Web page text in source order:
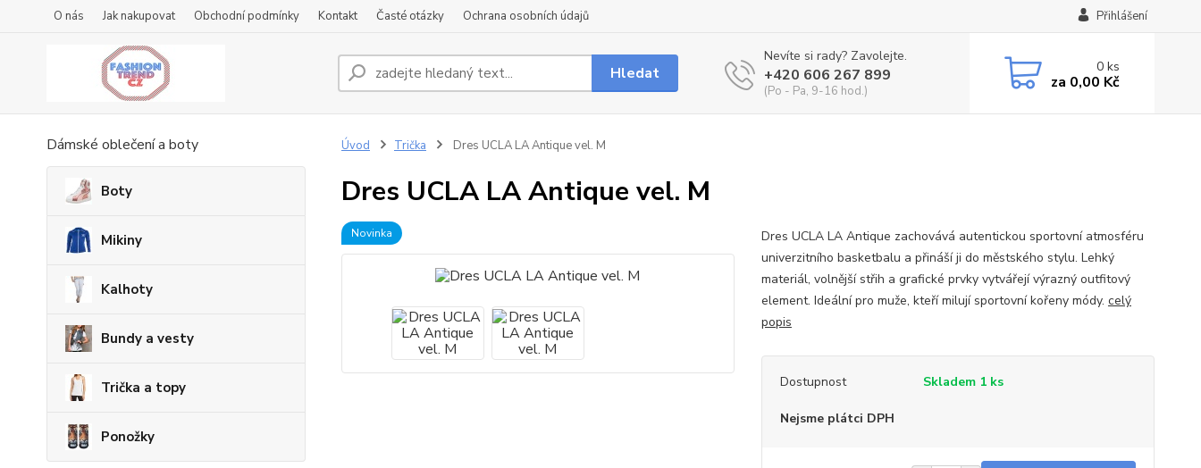
O nás Jak nakupovat Obchodní podmínky Kontakt Časté otázky Ochrana osobních údajů Přihlášení
Hledat
Nevíte si rady? Zavolejte.
+420 606 267 899
(Po - Pa, 9-16 hod.)
0ks
za 0,00 Kč
Dámské oblečení a boty
Boty
Mikiny
Kalhoty
Bundy a vesty
Trička a topy
Ponožky
Úvod Trička Dres UCLA LA Antique vel. M
Dres UCLA LA Antique vel. M
Novinka
Dres UCLA LA Antique zachovává autentickou sportovní atmosféru
univerzitního basketbalu a přináší ji do městského stylu. Lehký
materiál, volnější střih a grafické prvky vytvářejí výrazný outfitový
element. Ideální pro muže, kteří milují sportovní kořeny módy. celý
popis
Dostupnost Skladem 1 ks
Nejsme plátci DPH